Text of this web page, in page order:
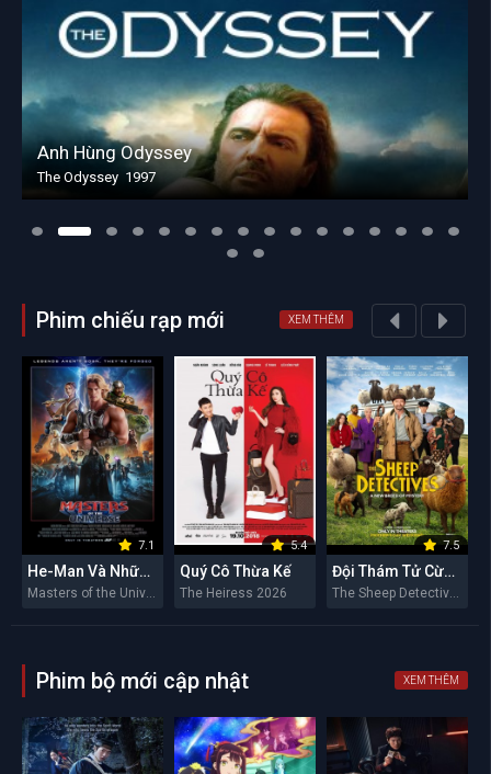
Anh Hùng Odyssey
The Odyssey 1997
Phim chiếu rạp mới XEM THÊM
7.1
He-Man Và Những Chiến Binh Vũ Trụ
Masters of the Universe 2026
5.4
Quý Cô Thừa Kế
The Heiress 2026
7.5
Đội Thám Tử Cừu: Án Mạng Lúc Nửa Đêm
The Sheep Detectives 2026
Phim bộ mới cập nhật XEM THÊM